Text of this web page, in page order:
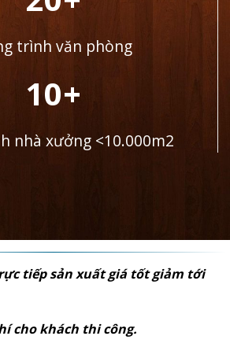
trình văn phòng
10+
nhà xưởng <10.000m2
tiếp sản xuất giá tốt giảm tới
cho khách thi công.